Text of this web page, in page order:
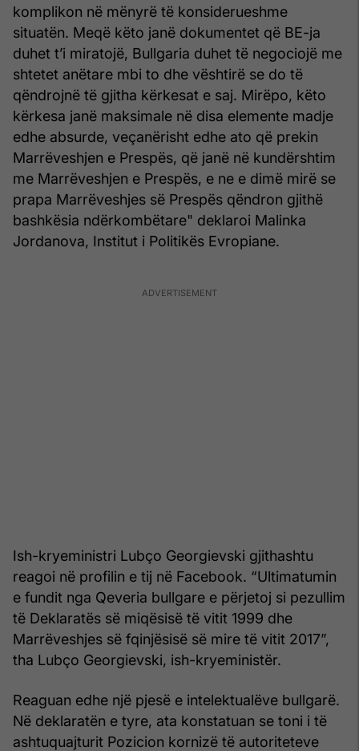
komplikon në mënyrë të konsiderueshme
situatën. Meqë këto janë dokumentet që BE-ja
duhet t’i miratojë, Bullgaria duhet të negociojë me
shtetet anëtare mbi to dhe vështirë se do të
qëndrojnë të gjitha kërkesat e saj. Mirëpo, këto
kërkesa janë maksimale në disa elemente madje
edhe absurde, veçanërisht edhe ato që prekin
Marrëveshjen e Prespës, që janë në kundërshtim
me Marrëveshjen e Prespës, e ne e dimë mirë se
prapa Marrëveshjes së Prespës qëndron gjithë
bashkësia ndërkombëtare" deklaroi Malinka
Jordanova, Institut i Politikës Evropiane.
Ish-kryeministri Lubço Georgievski gjithashtu
reagoi në profilin e tij në Facebook. “Ultimatumin
e fundit nga Qeveria bullgare e përjetoj si pezullim
të Deklaratës së miqësisë të vitit 1999 dhe
Marrëveshjes së fqinjësisë së mire të vitit 2017”,
tha Lubço Georgievski, ish-kryeministër.
Reaguan edhe një pjesë e intelektualëve bullgarë.
Në deklaratën e tyre, ata konstatuan se toni i të
ashtuquajturit Pozicion kornizë të autoriteteve